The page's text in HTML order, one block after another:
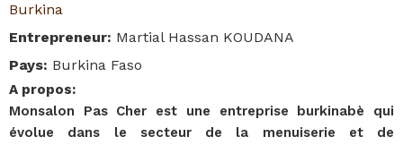
Burkina
Entrepreneur: Martial Hassan KOUDANA
Pays: Burkina Faso
A propos:
Monsalon Pas Cher est une entreprise burkinabè qui
évolue dans le secteur de la menuiserie et de